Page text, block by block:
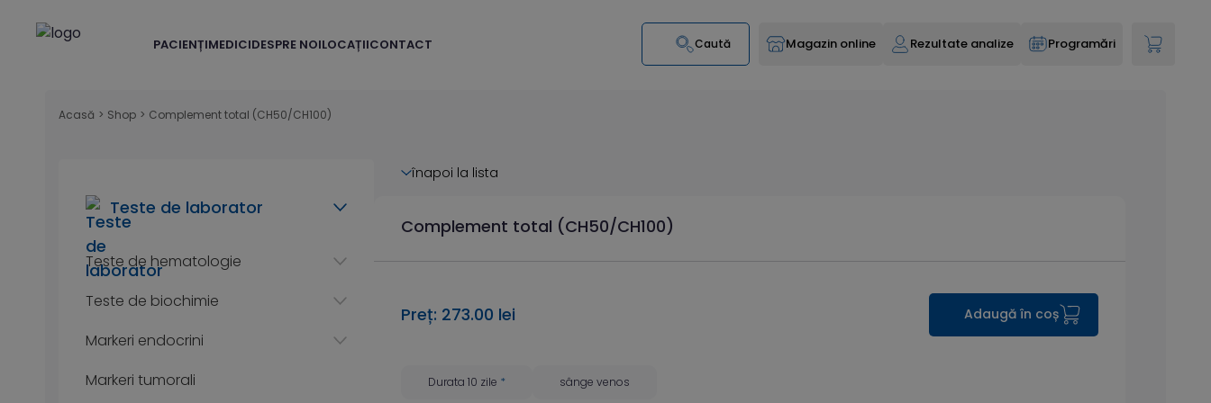
PACIENȚIMEDICIDESPRE NOILOCAȚIICONTACT Caută Magazin online Rezultate analize Programări
Acasă > Shop > Complement total (CH50/CH100)
Teste de laborator
Teste de hematologie
Teste de biochimie
Markeri endocrini
Markeri tumorali
înapoi la lista
Complement total (CH50/CH100)
Preț: 273.00 lei Adaugă în coș
Durata 10 zile * sânge venos